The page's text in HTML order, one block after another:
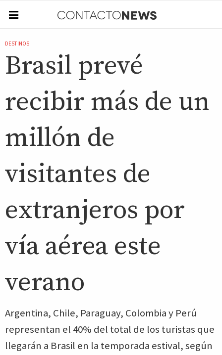
DESTINOS
Brasil prevé
recibir más de un
millón de
visitantes de
extranjeros por
vía aérea este
verano
Argentina, Chile, Paraguay, Colombia y Perú
representan el 40% del total de los turistas que
llegarán a Brasil en la temporada estival, según